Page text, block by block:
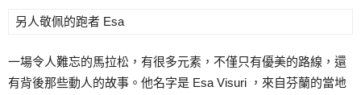
另人敬佩的跑者 Esa
一場令人難忘的馬拉松，有很多元素，不僅只有優美的路線，還
有背後那些動人的故事。他名字是 Esa Visuri ，來自芬蘭的當地